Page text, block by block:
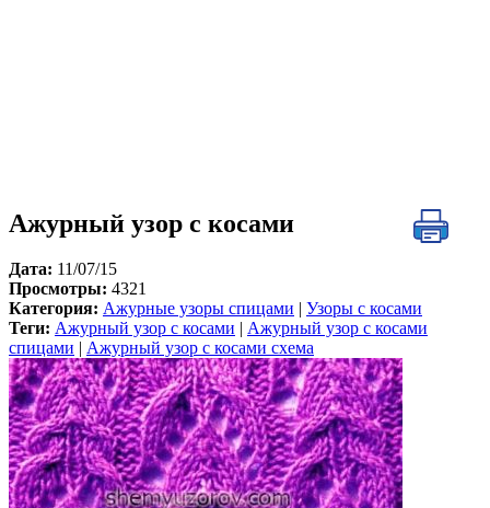
Ажурный узор с косами
Дата: 11/07/15
Просмотры: 4321
Категория: Ажурные узоры спицами
Узоры с косами
Теги: Ажурный узор с косами
Ажурный узор с косами
спицами
Ажурный узор с косами схема